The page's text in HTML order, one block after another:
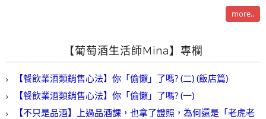
more..
【葡萄酒生活師Mina】專欄
【餐飲業酒類銷售心法】你「偷懶」了嗎? (二) (飯店篇)
【餐飲業酒類銷售心法】你「偷懶」了嗎? (一)
【不只是品酒】上過品酒課，也拿了證照，為何還是「老虎老